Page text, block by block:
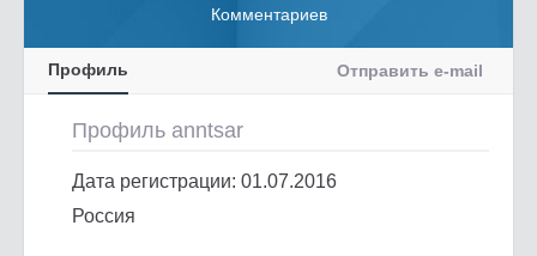
Комментариев
Профиль Отправить e-mail
Профиль anntsar
Дата регистрации: 01.07.2016
Россия